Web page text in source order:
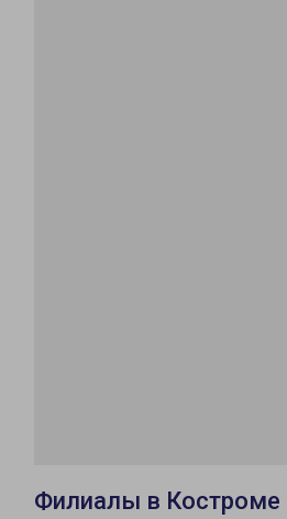
Филиалы в Костроме